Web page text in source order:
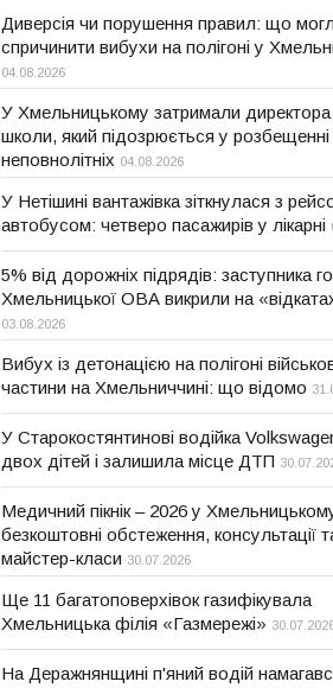
Диверсія чи порушення правил: що
спричинити вибухи на полігоні у
04.08.2026
У Хмельницькому затримали
школи, який підозрюється у розбещенні
неповнолітніх 04.08.2026
У Нетішині вантажівка зіткнулася з
автобусом: четверо пасажирів у лікарні
5% від дорожніх підрядів: заступника
Хмельницької ОВА викрили на
03.08.2026
Вибух із детонацією на полігоні
частини на Хмельниччині: що відомо
У Старокостянтинові водійка
двох дітей і залишила місце ДТП
Медичний пікнік – 2026 у
безкоштовні обстеження, консультації
майстер-класи 30.07.2026
Ще 11 багатоповерхівок газифікувала
Хмельницька філія «Газмережі»
На Деражнянщині п'яний водій